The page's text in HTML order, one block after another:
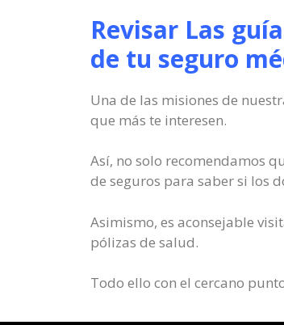
Revisar Las
de tu seguro
Una de las misiones de
que más te interesen.
Así, no solo recomendamos
de seguros para saber si los
Asimismo, es aconsejable
pólizas de salud.
Todo ello con el cercano